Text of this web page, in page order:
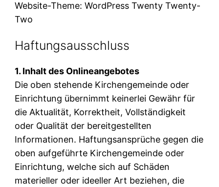
Website-Theme: WordPress Twenty Twenty-
Two
Haftungsausschluss
1. Inhalt des Onlineangebotes
Die oben stehende Kirchengemeinde oder
Einrichtung übernimmt keinerlei Gewähr für
die Aktualität, Korrektheit, Vollständigkeit
oder Qualität der bereitgestellten
Informationen. Haftungsansprüche gegen die
oben aufgeführte Kirchengemeinde oder
Einrichtung, welche sich auf Schäden
materieller oder ideeller Art beziehen, die